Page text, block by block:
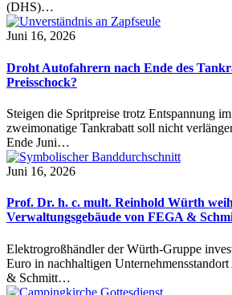
(DHS)…
Juni 16, 2026
Droht Autofahrern nach Ende des
Preisschock?
Steigen die Spritpreise trotz Entspannung
zweimonatige Tankrabatt soll nicht
Ende Juni…
Juni 16, 2026
Prof. Dr. h. c. mult. Reinhold Würth
Verwaltungsgebäude von FEGA &
Elektrogroßhändler der Würth-Gruppe
Euro in nachhaltigen
& Schmitt…